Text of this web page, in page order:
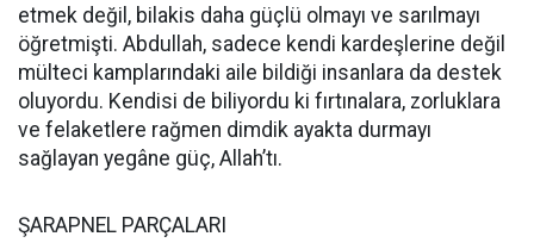
etmek değil, bilakis daha güçlü olmayı ve sarılmayı
öğretmişti. Abdullah, sadece kendi kardeşlerine değil
mülteci kamplarındaki aile bildiği insanlara da destek
oluyordu. Kendisi de biliyordu ki fırtınalara, zorluklara
ve felaketlere rağmen dimdik ayakta durmayı
sağlayan yegâne güç, Allah’tı.
ŞARAPNEL PARÇALARI